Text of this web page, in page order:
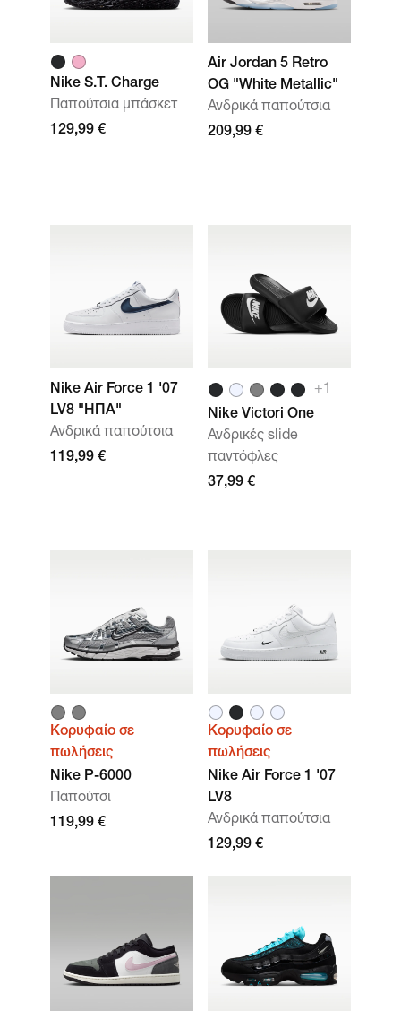
Nike S.T. Charge
Παπούτσια μπάσκετ
129,99 €
Air Jordan 5 Retro
OG "White Metallic"
Ανδρικά παπούτσια
209,99 €
Nike Air Force 1 '07
LV8 "ΗΠΑ"
Ανδρικά παπούτσια
119,99 €
+1
Nike Victori One
Ανδρικές slide
παντόφλες
37,99 €
Κορυφαίο σε
πωλήσεις
Nike P-6000
Παπούτσι
119,99 €
Κορυφαίο σε
πωλήσεις
Nike Air Force 1 '07
LV8
Ανδρικά παπούτσια
129,99 €